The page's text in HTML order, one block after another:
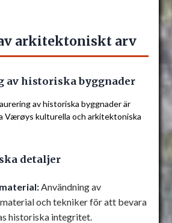
arkitektoniskt arv
av historiska byggnader
av historiska byggnader är
Værøys kulturella och arkitektoniska
detaljer
Användning av
och tekniker för att bevara
historiska integritet.